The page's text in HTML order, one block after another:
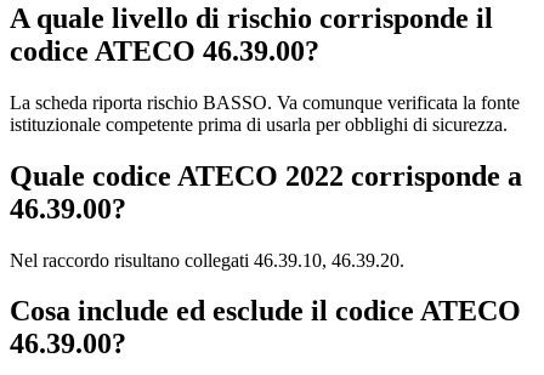
A quale livello di rischio corrisponde il
codice ATECO 46.39.00?
La scheda riporta rischio BASSO. Va comunque verificata la fonte
istituzionale competente prima di usarla per obblighi di sicurezza.
Quale codice ATECO 2022 corrisponde a
46.39.00?
Nel raccordo risultano collegati 46.39.10, 46.39.20.
Cosa include ed esclude il codice ATECO
46.39.00?